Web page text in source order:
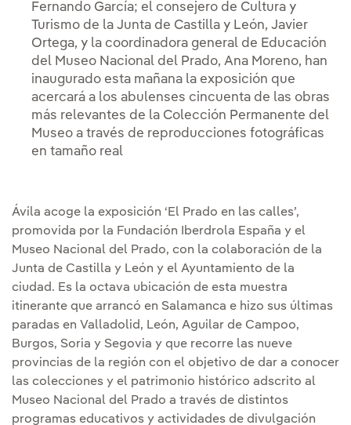
Fernando García; el consejero de Cultura y
Turismo de la Junta de Castilla y León, Javier
Ortega, y la coordinadora general de Educación
del Museo Nacional del Prado, Ana Moreno, han
inaugurado esta mañana la exposición que
acercará a los abulenses cincuenta de las obras
más relevantes de la Colección Permanente del
Museo a través de reproducciones fotográficas
en tamaño real
Ávila acoge la exposición ‘El Prado en las calles’,
promovida por la Fundación Iberdrola España y el
Museo Nacional del Prado, con la colaboración de la
Junta de Castilla y León y el Ayuntamiento de la
ciudad. Es la octava ubicación de esta muestra
itinerante que arrancó en Salamanca e hizo sus últimas
paradas en Valladolid, León, Aguilar de Campoo,
Burgos, Soria y Segovia y que recorre las nueve
provincias de la región con el objetivo de dar a conocer
las colecciones y el patrimonio histórico adscrito al
Museo Nacional del Prado a través de distintos
programas educativos y actividades de divulgación